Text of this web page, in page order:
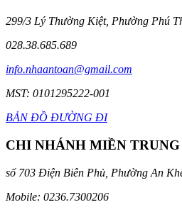
299/3 Lý Thường Kiệt, Phường Phú
028.38.685.689
info.nhaantoan@gmail.com
MST: 0101295222-001
BẢN ĐỒ ĐƯỜNG ĐI
CHI NHÁNH MIỀN TRUNG
số 703 Điện Biên Phủ, Phường An
Mobile: 0236.7300206